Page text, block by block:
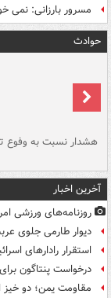
مسرور بارزانی: نمی
حوادث
هشدار نسبت به وفوع
آخرین اخبار
روزنامه‌های ورزشی امروز
دیوار طارمی جلوی
استقرار رادارهای
درخواست پنتاگون
مقاومت یمن؛ دو